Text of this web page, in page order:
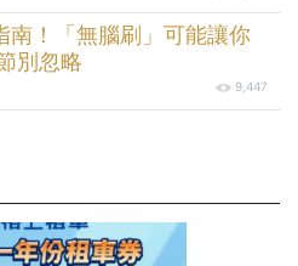
南！「無腦刷」可能讓你
別忽略
9,447